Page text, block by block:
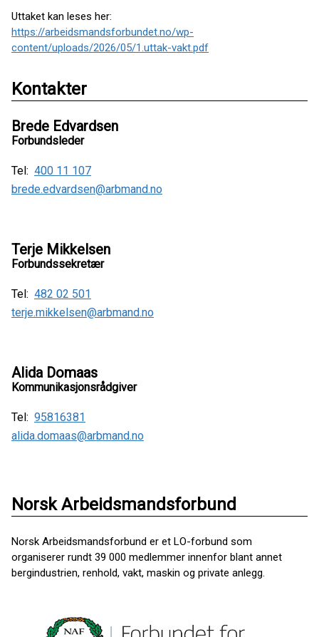
Uttaket kan leses her:
https://arbeidsmandsforbundet.no/wp-
content/uploads/2026/05/1.uttak-vakt.pdf
Kontakter
Brede Edvardsen
Forbundsleder
Tel: 400 11 107
brede.edvardsen@arbmand.no
Terje Mikkelsen
Forbundssekretær
Tel: 482 02 501
terje.mikkelsen@arbmand.no
Alida Domaas
Kommunikasjonsrådgiver
Tel: 95816381
alida.domaas@arbmand.no
Norsk Arbeidsmandsforbund
Norsk Arbeidsmandsforbund er et LO-forbund som
organiserer rundt 39 000 medlemmer innenfor blant annet
bergindustrien, renhold, vakt, maskin og private anlegg.